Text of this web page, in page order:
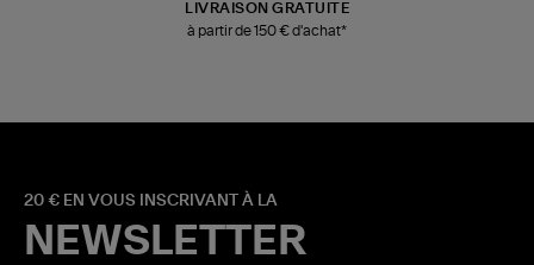
LIVRAISON GRATUITE
à partir de 150 € d'achat*
20 € EN VOUS INSCRIVANT À LA
NEWSLETTER